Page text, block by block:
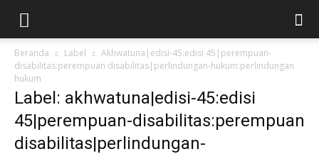
Beranda Label
Akhwatuna|edisi-45:edisi 45|perempuan-
disabilitas:perempuan disabilitas|perlindungan-hukum:perlindungan
hukum
Label: akhwatuna|edisi-45:edisi
45|perempuan-disabilitas:perempuan
disabilitas|perlindungan-